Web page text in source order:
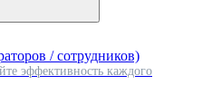
/ сотрудников)
эффективность каждого